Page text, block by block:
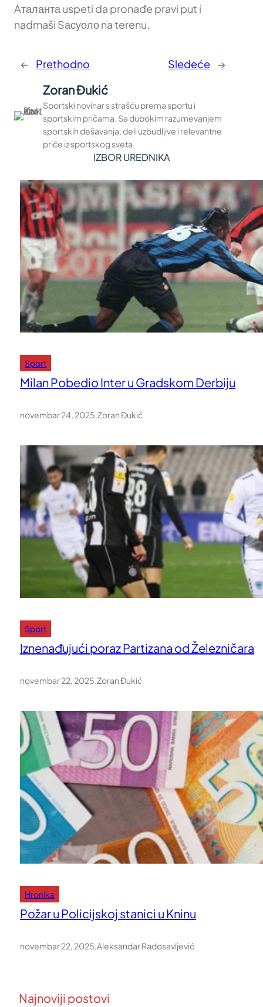
Aталанта uspeti da pronađe pravi put i
nadmaši Sасуоло na terenu.
← Prethodno Sledeće →
Zoran Đukić
Sportski novinar s strašću prema sportu i
sportskim pričama. Sa dubokim razumevanjem
sportskih dešavanja, deli uzbudljive i relevantne
priče iz sportskog sveta.
IZBOR UREDNIKA
Sport
Milan Pobedio Inter u Gradskom Derbiju
novembar 24, 2025.Zoran Đukić
Sport
Iznenađujući poraz Partizana od Železničara
novembar 22, 2025.Zoran Đukić
Hronika
Požar u Policijskoj stanici u Kninu
novembar 22, 2025.Aleksandar Radosavljević
Najnoviji postovi